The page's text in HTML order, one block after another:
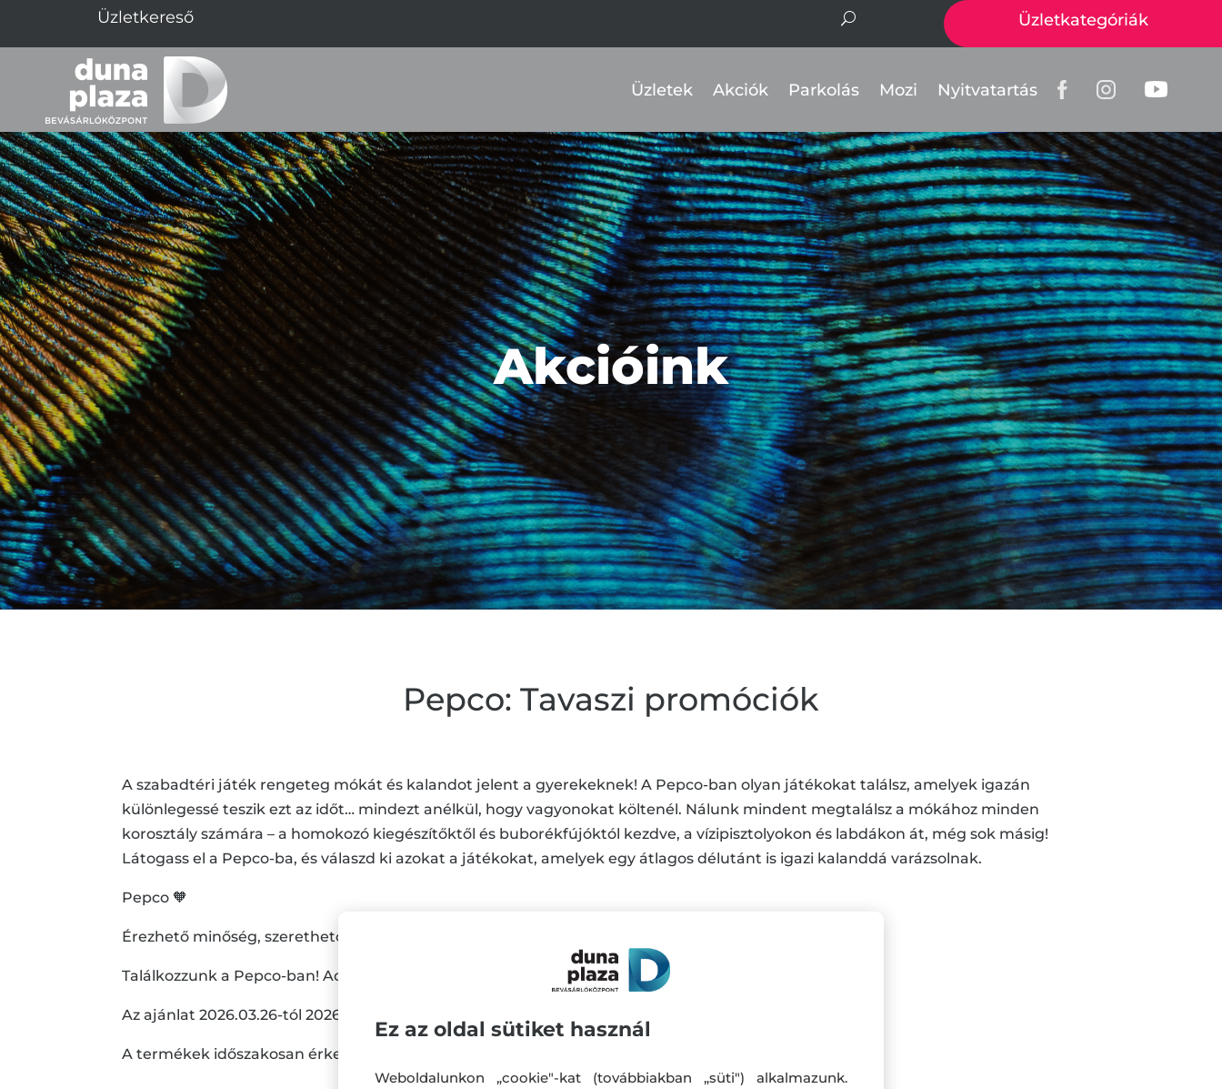
Üzletkategóriák
Üzletek Akciók Parkolás Mozi Nyitvatartás
Akcióink
Pepco: Tavaszi promóciók
A szabadtéri játék rengeteg mókát és kalandot jelent a gyerekeknek! A Pepco-ban olyan játékokat találsz, amelyek igazán
különlegessé teszik ezt az időt… mindezt anélkül, hogy vagyonokat költenél. Nálunk mindent megtalálsz a mókához minden
korosztály számára – a homokozó kiegészítőktől és buborékfújóktól kezdve, a vízipisztolyokon és labdákon át, még sok másig!
Látogass el a Pepco-ba, és válaszd ki azokat a játékokat, amelyek egy átlagos délutánt is igazi kalanddá varázsolnak.
Pepco 🧡
Érezhető minőség, szerethető áron.
Találkozzunk a Pepco-ban! Addig is: meríts további ötleteket weboldalunkról!
Az ajánlat 2026.03.26-tól 2026.04.01-ig vagy a készlet erejéig érvényes.
A termékek időszakosan érkeznek üzleteinkbe és elérhetőségük üzletenként változhat.
Ez az oldal sütiket használ
Weboldalunkon „cookie"-kat (továbbiakban „süti") alkalmazunk.